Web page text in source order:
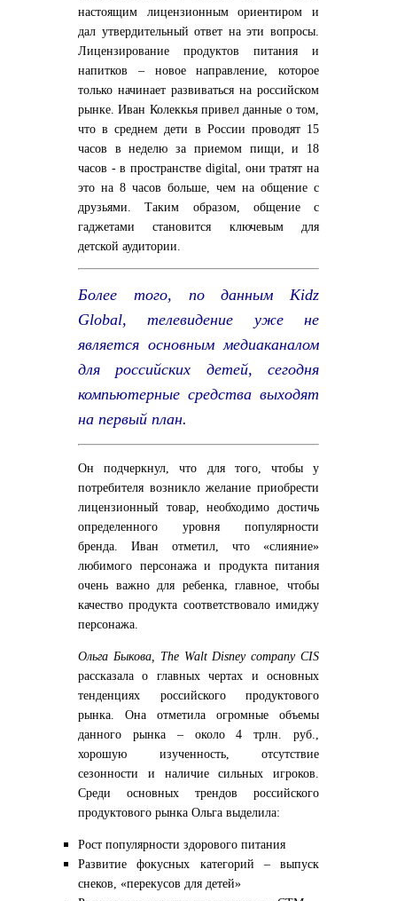
настоящим лицензионным ориентиром и
дал утвердительный ответ на эти вопросы.
Лицензирование продуктов питания и
напитков – новое направление, которое
только начинает развиваться на российском
рынке. Иван Колеккья привел данные о том,
что в среднем дети в России проводят 15
часов в неделю за приемом пищи, и 18
часов - в пространстве digital, они тратят на
это на 8 часов больше, чем на общение с
друзьями. Таким образом, общение с
гаджетами становится ключевым для
детской аудитории.
Более того, по данным Kidz
Global, телевидение уже не
является основным медиаканалом
для российских детей, сегодня
компьютерные средства выходят
на первый план.
Он подчеркнул, что для того, чтобы у
потребителя возникло желание приобрести
лицензионный товар, необходимо достичь
определенного уровня популярности
бренда. Иван отметил, что «слияние»
любимого персонажа и продукта питания
очень важно для ребенка, главное, чтобы
качество продукта соответствовало имиджу
персонажа.
Ольга Быкова, The Walt Disney company CIS
рассказала о главных чертах и основных
тенденциях российского продуктового
рынка. Она отметила огромные объемы
данного рынка – около 4 трлн. руб.,
хорошую изученность, отсутствие
сезонности и наличие сильных игроков.
Среди основных трендов российского
продуктового рынка Ольга выделила:
Рост популярности здорового питания
Развитие фокусных категорий – выпуск
снеков, «перекусов для детей»